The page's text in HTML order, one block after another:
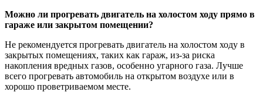
Можно ли прогревать двигатель на холостом ходу прямо в
гараже или закрытом помещении?
Не рекомендуется прогревать двигатель на холостом ходу в
закрытых помещениях, таких как гараж, из-за риска
накопления вредных газов, особенно угарного газа. Лучше
всего прогревать автомобиль на открытом воздухе или в
хорошо проветриваемом месте.